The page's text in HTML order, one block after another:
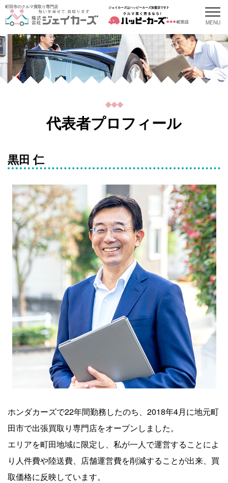
町田市のクルマ買取り専門店 ジェイカーズはハッピーカーズ加盟店です♪
町田店
代表者プロフィール
黒田 仁
ホンダカーズで22年間勤務したのち、2018年4月に地元町
田市で出張買取り専門店をオープンしました。
エリアを町田地域に限定し、私が一人で運営することによ
り人件費や陸送費、店舗運営費を削減することが出来、買
取価格に反映しています。